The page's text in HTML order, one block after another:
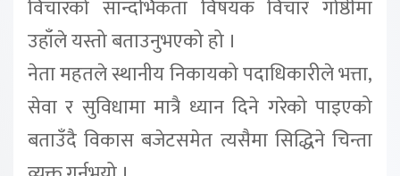
विचारको सान्दर्भिकता विषयक विचार गोष्ठीमा
उहाँले यस्तो बताउनुभएको हो ।
नेता महतले स्थानीय निकायको पदाधिकारीले भत्ता,
सेवा र सुविधामा मात्रै ध्यान दिने गरेको पाइएको
बताउँदै विकास बजेटसमेत त्यसैमा सिद्धिने चिन्ता